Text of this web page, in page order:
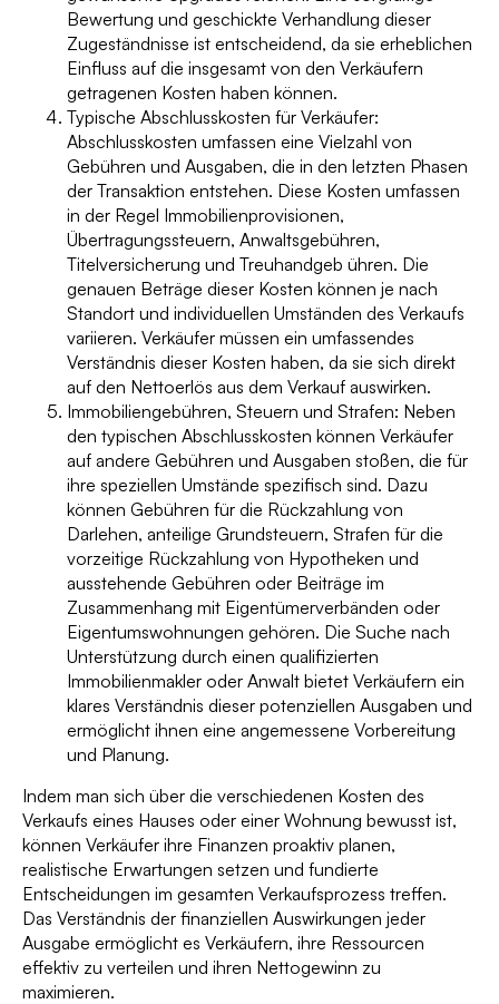
Bewertung und geschickte Verhandlung dieser
Zugeständnisse ist entscheidend, da sie erheblichen
Einfluss auf die insgesamt von den Verkäufern
getragenen Kosten haben können.
Typische Abschlusskosten für Verkäufer:
Abschlusskosten umfassen eine Vielzahl von
Gebühren und Ausgaben, die in den letzten Phasen
der Transaktion entstehen. Diese Kosten umfassen
in der Regel Immobilienprovisionen,
Übertragungssteuern, Anwaltsgebühren,
Titelversicherung und Treuhandgeb ühren. Die
genauen Beträge dieser Kosten können je nach
Standort und individuellen Umständen des Verkaufs
variieren. Verkäufer müssen ein umfassendes
Verständnis dieser Kosten haben, da sie sich direkt
auf den Nettoerlös aus dem Verkauf auswirken.
Immobiliengebühren, Steuern und Strafen: Neben
den typischen Abschlusskosten können Verkäufer
auf andere Gebühren und Ausgaben stoßen, die für
ihre speziellen Umstände spezifisch sind. Dazu
können Gebühren für die Rückzahlung von
Darlehen, anteilige Grundsteuern, Strafen für die
vorzeitige Rückzahlung von Hypotheken und
ausstehende Gebühren oder Beiträge im
Zusammenhang mit Eigentümerverbänden oder
Eigentumswohnungen gehören. Die Suche nach
Unterstützung durch einen qualifizierten
Immobilienmakler oder Anwalt bietet Verkäufern ein
klares Verständnis dieser potenziellen Ausgaben und
ermöglicht ihnen eine angemessene Vorbereitung
und Planung.
Indem man sich über die verschiedenen Kosten des
Verkaufs eines Hauses oder einer Wohnung bewusst ist,
können Verkäufer ihre Finanzen proaktiv planen,
realistische Erwartungen setzen und fundierte
Entscheidungen im gesamten Verkaufsprozess treffen.
Das Verständnis der finanziellen Auswirkungen jeder
Ausgabe ermöglicht es Verkäufern, ihre Ressourcen
effektiv zu verteilen und ihren Nettogewinn zu
maximieren.